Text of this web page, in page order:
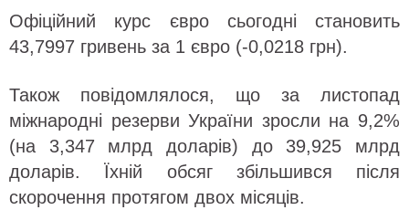
Офіційний курс євро сьогодні становить
43,7997 гривень за 1 євро (-0,0218 грн).
Також повідомлялося, що за листопад
міжнародні резерви України зросли на 9,2%
(на 3,347 млрд доларів) до 39,925 млрд
доларів. Їхній обсяг збільшився після
скорочення протягом двох місяців.